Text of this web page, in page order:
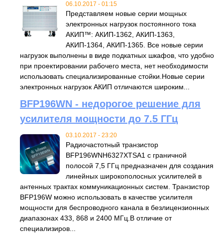
06.10.2017 - 01:15
Представляем новые серии мощных
электронных нагрузок постоянного тока
АКИП™: АКИП-1362, АКИП-1363,
АКИП-1364, АКИП-1365. Все новые серии
нагрузок выполнены в виде подкатных шкафов, что удобно
при проектировании рабочего места, нет необходимости
использовать специализированные стойки.Новые серии
электронных нагрузок АКИП отличаются широким...
BFP196WN - недорогое решение для
усилителя мощности до 7.5 ГГц
03.10.2017 - 23:20
Радиочастотный транзистор
BFP196WNH6327XTSA1 с граничной
полосой 7,5 ГГц предназначен для создания
линейных широкополосных усилителей в
антенных трактах коммуникационных систем. Транзистор
BFP196W можно использовать в качестве усилителя
мощности для беспроводного канала в безлицензионных
диапазонах 433, 868 и 2400 МГц.В отличие от
специализиров...